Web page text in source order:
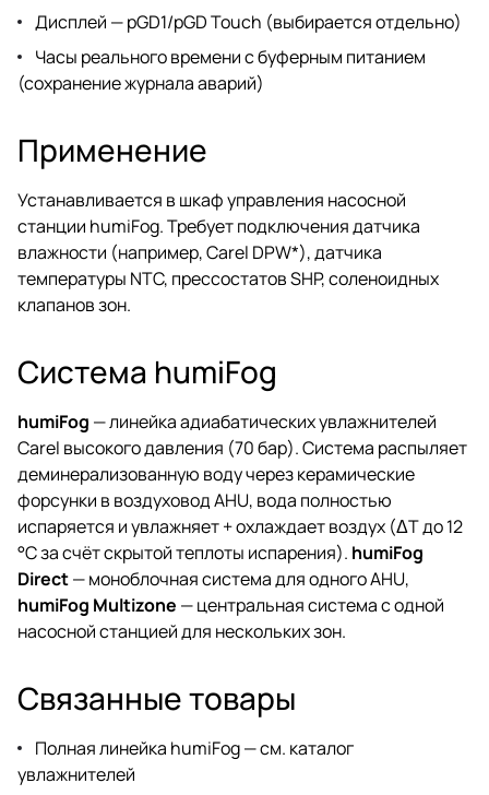
Дисплей — pGD1/pGD Touch (выбирается отдельно)
Часы реального времени с буферным питанием
(сохранение журнала аварий)
Применение
Устанавливается в шкаф управления насосной
станции humiFog. Требует подключения датчика
влажности (например, Carel DPW*), датчика
температуры NTC, прессостатов SHP, соленоидных
клапанов зон.
Система humiFog
humiFog — линейка адиабатических увлажнителей
Carel высокого давления (70 бар). Система распыляет
деминерализованную воду через керамические
форсунки в воздуховод AHU, вода полностью
испаряется и увлажняет + охлаждает воздух (ΔT до 12
°C за счёт скрытой теплоты испарения). humiFog
Direct— моноблочная система для одного AHU,
humiFog Multizone — центральная система с одной
насосной станцией для нескольких зон.
Связанные товары
Полная линейка humiFog —см. каталог
увлажнителей